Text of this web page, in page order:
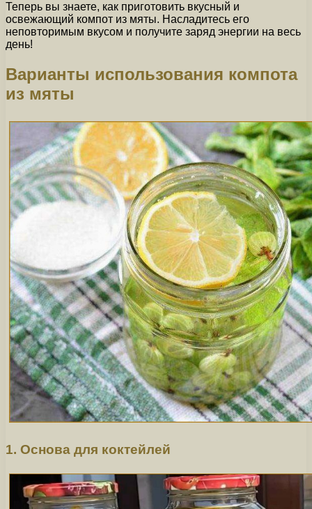
Теперь вы знаете, как приготовить вкусный и
освежающий компот из мяты. Насладитесь его
неповторимым вкусом и получите заряд энергии на весь
день!
Варианты использования компота
из мяты
1. Основа для коктейлей